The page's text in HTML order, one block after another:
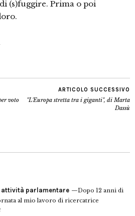
(s)fuggire. Prima o poi
voto
ARTICOLO SUCCESSIVO
"L'Europa stretta tra i giganti", di Marta
Dassù
attività parlamentare
Dopo 12 anni di
al mio lavoro di ricercatrice